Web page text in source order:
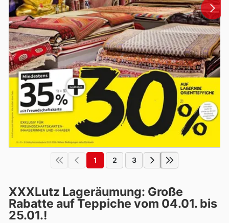
1 2 3
XXXLutz Lageräumung: Große
Rabatte auf Teppiche vom 04.01. bis
25.01.!